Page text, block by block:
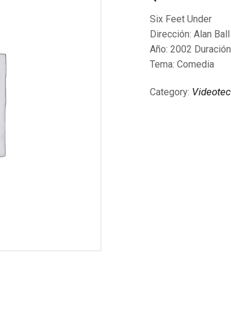
Six Feet Under
Dirección: Alan Ball
Año: 2002
Tema: Comedia
Category: